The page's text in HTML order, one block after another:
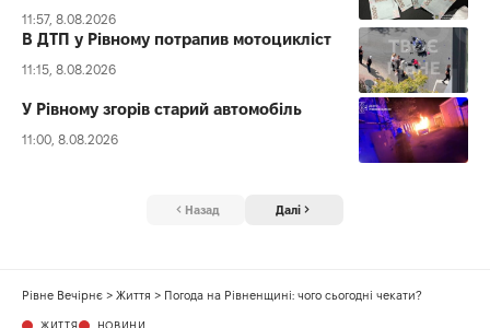
11:57, 8.08.2026
В ДТП у Рівному потрапив мотоцикліст
11:15, 8.08.2026
У Рівному згорів старий автомобіль
11:00, 8.08.2026
Назад Далі
Рівне Вечірнє > Життя > Погода на Рівненщині: чого сьогодні чекати?
ЖИТТЯ НОВИНИ